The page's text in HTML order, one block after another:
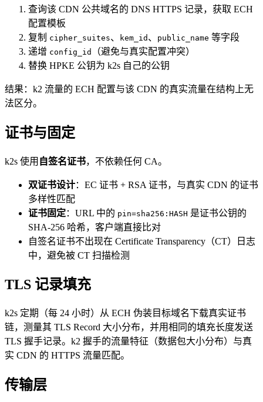
查询该 CDN 公共域名的 DNS HTTPS 记录，获取 ECH
配置模板
复制 cipher_suites、 kem_id 、 public_name 等字段
递增 config_id
（避免与真实配置冲突）
替换 HPKE 公钥为 k2s 自己的公钥
结果：k2 流量的 ECH 配置与该 CDN 的真实流量在结构上无
法区分。
证书与固定
k2s 使用 自签名证书，不依赖任何 CA。
双证书设计：EC 证书 + RSA 证书，与真实 CDN 的证书
多样性匹配
证书固定：URL 中的 pin=sha256:HASH 是证书公钥的
SHA-256 哈希，客户端直接比对
自签名证书不出现在 Certificate Transparency（CT）日志
中，避免被 CT 扫描检测
TLS 记录填充
k2s 定期（每 24 小时）从 ECH 伪装目标域名下载真实证书
链，测量其 TLS Record 大小分布，并用相同的填充长度发送
TLS 握手记录。k2 握手的流量特征（数据包大小分布）与真
实 CDN 的 HTTPS 流量匹配。
传输层